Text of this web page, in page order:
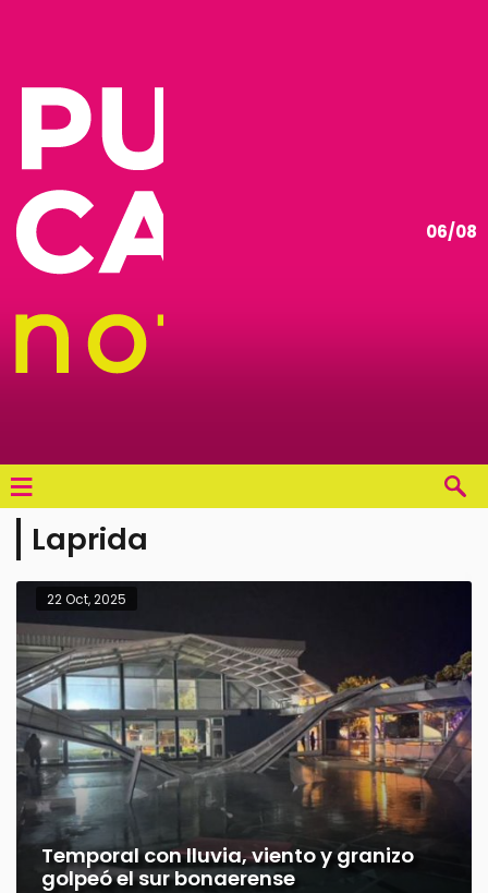
06/08
≡
Laprida
22 Oct, 2025
Temporal con lluvia, viento y granizo
golpeó el sur bonaerense